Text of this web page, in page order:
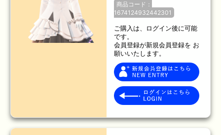
商品コード：
1674124932442301
ご購入は、ログイン後に可能
です。
会員登録が新規会員登録を お
願いいたします。